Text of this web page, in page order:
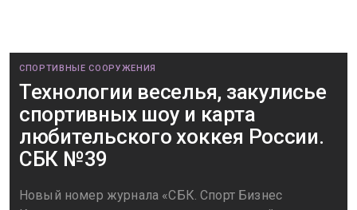
СПОРТИВНЫЕ СООРУЖЕНИЯ
Технологии веселья, закулисье
спортивных шоу и карта
любительского хоккея России.
СБК №39
Новый номер журнала «СБК. Спорт Бизнес